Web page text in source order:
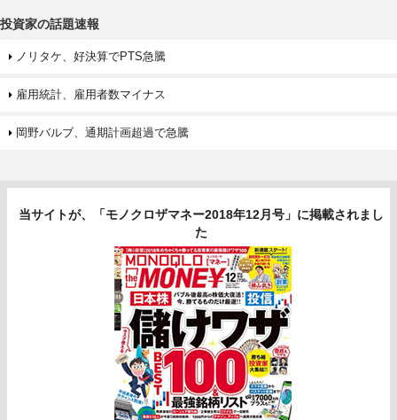
投資家の話題速報
ノリタケ、好決算でPTS急騰
雇用統計、雇用者数マイナス
岡野バルブ、通期計画超過で急騰
当サイトが、「モノクロザマネー2018年12月号」に掲載されまし
た